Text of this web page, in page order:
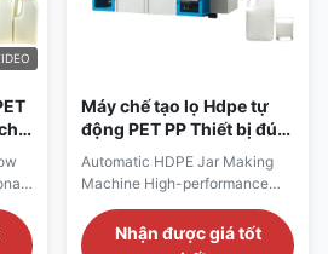
Máy chế tạo lọ Hdpe tự
động PET PP Thiết bị đúc
nhựa 40kg/h
Automatic HDPE Jar Making
Machine High-performance
PET and PP blow molding
equipment with 40kg/h output
capacity for efficient plastic
Nhận được giá tốt